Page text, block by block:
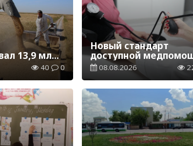
13,9 млн
муки в40 0
Новый стандарт
доступной
более 1 млн
казахстанцев
телемедицинские
услуги
08.08.2026